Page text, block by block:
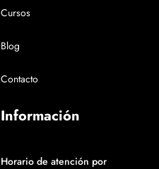
Cursos
Blog
Contacto
Información
Horario de atención por